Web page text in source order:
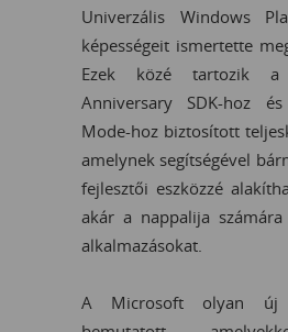
Univerzális Windows
képességeit ismertette
Ezek közé tartozik
Anniversary SDK-hoz
Mode-hoz biztosított
amelynek segítségével
fejlesztői eszközzé
akár a nappalija
alkalmazásokat.
A Microsoft olyan új